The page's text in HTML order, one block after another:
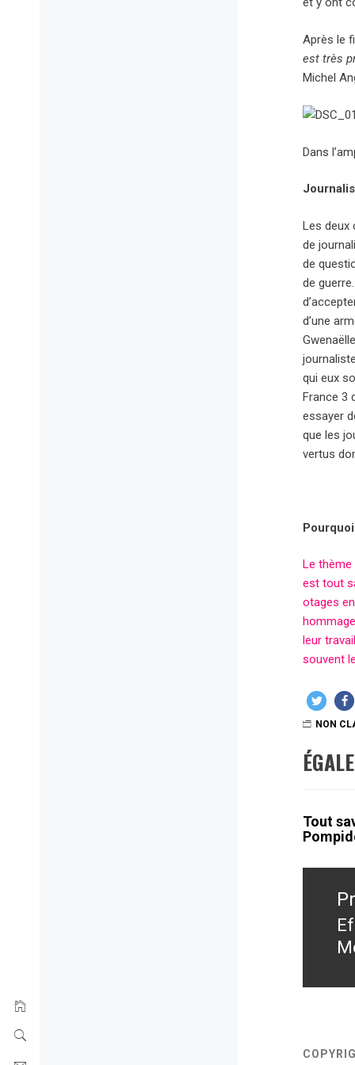
Après le
est très
Michel
Dans
Les deux
de
de
de
d’une
qui eux
France 3
essayer
que les
vertus
Le thème
est tout
otages
leur
souvent
NON
Tout